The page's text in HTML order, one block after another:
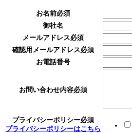
お名前必須
御社名
メールアドレス必須
確認用メールアドレス必須
お電話番号
お問い合わせ内容必須
プライバシーポリシー必須
プライバシーポリシーはこちら